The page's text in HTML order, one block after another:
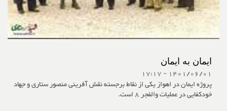
ایمان به ایمان
1401/06/01 - 17:17
پروژه ایمان در اهواز یکی از نقاط برجسته نقش آفرینی منصور ستاری و جهاد
خودکفایی در عملیات والفجر 8 است.